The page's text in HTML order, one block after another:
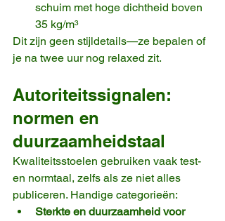
schuim met hoge dichtheid boven
35 kg/m³
Dit zijn geen stijldetails—ze bepalen of
je na twee uur nog relaxed zit.
Autoriteitssignalen:
normen en
duurzaamheidstaal
Kwaliteitsstoelen gebruiken vaak test-
en normtaal, zelfs als ze niet alles
publiceren. Handige categorieën:
Sterkte en duurzaamheid voor